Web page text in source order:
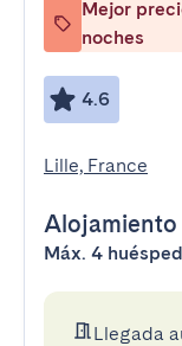
Mejor
noches
4.6
Lille, France
Alojamiento
Máx. 4
Llegada